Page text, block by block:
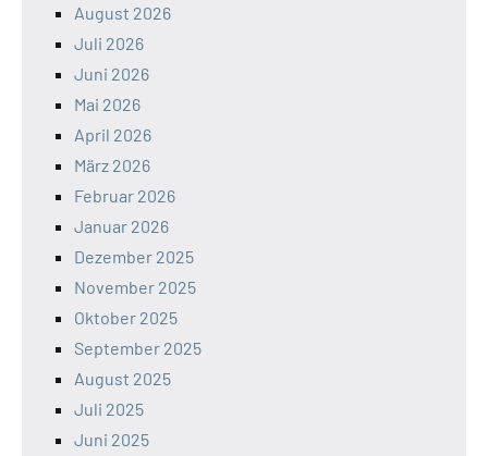
August 2026
Juli 2026
Juni 2026
Mai 2026
April 2026
März 2026
Februar 2026
Januar 2026
Dezember 2025
November 2025
Oktober 2025
September 2025
August 2025
Juli 2025
Juni 2025